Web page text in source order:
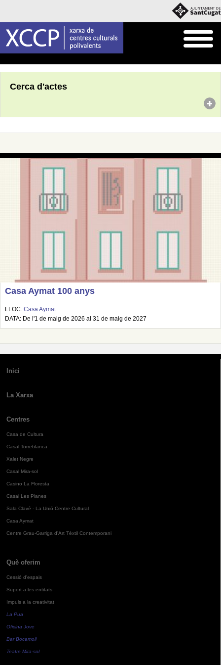
Cerca d'actes
Casa Aymat 100 anys
LLOC: Casa Aymat
DATA: De l'1 de maig de 2026 al 31 de maig de 2027
Inici
La Xarxa
Centres
Casa de Cultura
Casal Torreblanca
Xalet Negre
Casal Mira-sol
Casino La Floresta
Casal Les Planes
Sala Clavé - La Unió Centre Cultural
Casa Aymat
Centre Grau-Garriga d'Art Tèxtil Contemporani
Què oferim
Cessió d'espais
Suport a les entitats
Impuls a la creativitat
La Pua
Oficina Jove
Bar Bocamoll
Teatre Mira-sol